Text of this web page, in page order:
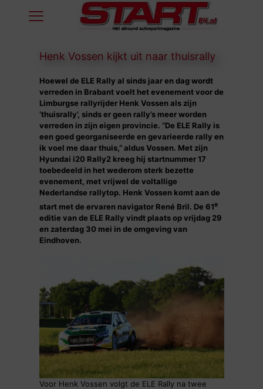
Henk Vossen kijkt uit naar thuisrally
Hoewel de ELE Rally al sinds jaar en dag wordt
verreden in Brabant voelt het evenement voor de
Limburgse rallyrijder Henk Vossen als zijn
‘thuisrally’, sinds er geen rally’s meer worden
verreden in zijn eigen provincie. “De ELE Rally is
een goed georganiseerde en gevarieerde rally en
ik voel me daar thuis,” aldus Vossen. Met zijn
Hyundai i20 Rally2 kreeg hij startnummer 17
toebedeeld in het wederom sterk bezette
evenement, met vrijwel de voltallige
Nederlandse rallytop. Henk Vossen komt aan de
start met de ervaren navigator René Bril. De 61e
editie van de ELE Rally vindt plaats op vrijdag 29
en zaterdag 30 mei in de omgeving van
Eindhoven.
Voor Henk Vossen volgt de ELE Rally na twee